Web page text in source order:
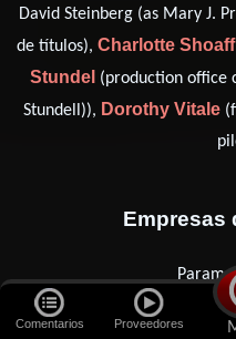
Comentarios Proveedores
David Steinberg (as Mary J.
de títulos), Charlotte Shoaff
Stundel (production office
Stundell)), Dorothy Vitale
Empresas